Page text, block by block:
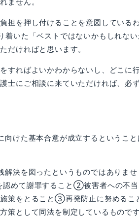
ません。
担を押し付けることを意図している
着いた「ベストではないかもしれな
だければと思います。
すればよいかわからないし、どこに
士にご相談に来ていただければ、必
けた基本合意が成立するということ
決を図ったというものではありませ
めて謝罪すること②被害者への不当
策をとること③再発防止に努めるこ
策として同法を制定しているものです